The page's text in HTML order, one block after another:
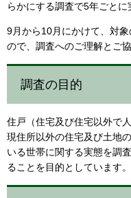
らかにする調査で5年ごとに
9月から10月にかけて、対
ので、調査へのご理解とご
調査の目的
住戸（住宅及び住宅以外で
現住所以外の住宅及び土地
いる世帯に関する実態を調
ることを目的としています。